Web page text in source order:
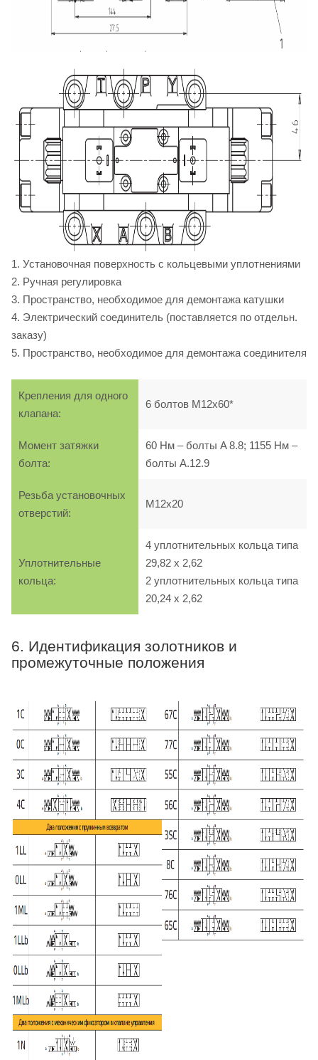
1. Установочная поверхность с кольцевыми уплотнениями
2. Ручная регулировка
3. Пространство, необходимое для демонтажа катушки
4. Электрический соединитель (поставляется по отдельн.
заказу)
5. Пространство, необходимое для демонтажа соединителя
Крепления для одного
клапана:
6 болтов M12х60*
Момент затяжки
болта:
60 Нм – болты A 8.8; 1155 Нм –
болты A.12.9
Резьба установочных
отверстий:
M12х20
Уплотнительные
кольца:
4 уплотнительных кольца типа
29,82 х 2,62
2 уплотнительных кольца типа
20,24 х 2,62
6. Идентификация золотников и
промежуточные положения